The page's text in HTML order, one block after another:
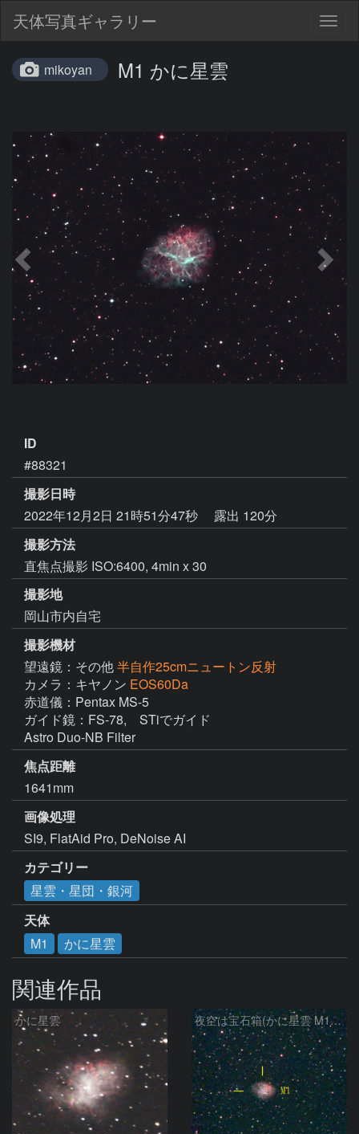
天体写真ギャラリー
mikoyan M1 かに星雲
ID
#88321
撮影日時
2022年12月2日 21時51分47秒
露出 120分
撮影方法
直焦点撮影 ISO:6400, 4min x 30
撮影地
岡山市内自宅
撮影機材
望遠鏡：その他半自作25cmニュートン反射
カメラ：キヤノン EOS60Da
赤道儀：Pentax MS-5
ガイド鏡：FS-78,　STiでガイド
Astro Duo-NB Filter
焦点距離
1641mm
画像処理
SI9, FlatAid Pro, DeNoise AI
カテゴリー
星雲・星団・銀河
天体
M1
かに星雲
関連作品
かに星雲 夜空は宝石箱(かに星雲 M1) Seestar50